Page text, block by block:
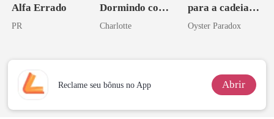
Alfa Errado
PR
Dormindo com
o Tio do Meu
Charlotte
para a cadeia?
Agora me
Oyster Paradox
Reclame seu bônus no App Abrir